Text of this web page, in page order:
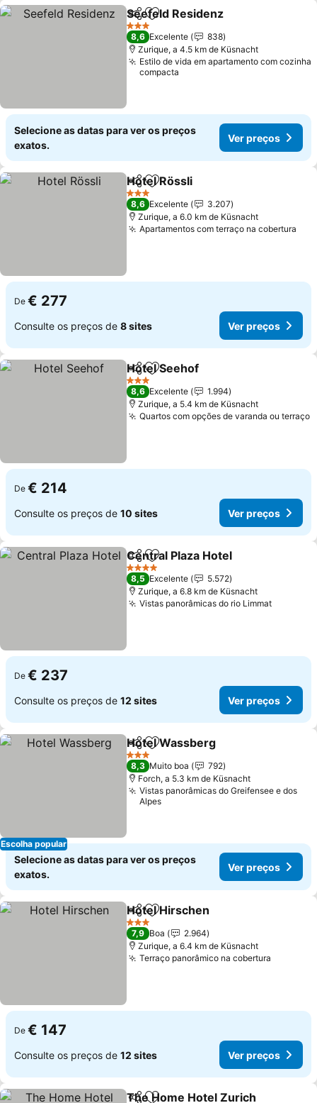
PartilharAdicionar aos favoritos
Seefeld Residenz
3 Estrelas
8,6 Excelente
838
Zurique, a 4.5 km de Küsnacht
Estilo de vida em apartamento com cozinha
compacta
Selecione as datas para ver os preços
exatos.
Ver preços
PartilharAdicionar aos favoritos
Hotel Rössli
3 Estrelas
8,6 Excelente
3.207
Zurique, a 6.0 km de Küsnacht
Apartamentos com terraço na cobertura
De € 277
Consulte os preços de 8 sites Ver preços
PartilharAdicionar aos favoritos
Hotel Seehof
3 Estrelas
8,6 Excelente
1.994
Zurique, a 5.4 km de Küsnacht
Quartos com opções de varanda ou terraço
De € 214
Consulte os preços de 10 sites Ver preços
PartilharAdicionar aos favoritos
Central Plaza Hotel
4 Estrelas
8,5 Excelente
5.572
Zurique, a 6.8 km de Küsnacht
Vistas panorâmicas do rio LimmatVer
De € 237
Consulte os preços de 12 sites Ver preços
Escolha popular
PartilharAdicionar aos favoritos
Hotel Wassberg
3 Estrelas
8,3 Muito boa
792
Forch, a 5.3 km de Küsnacht
Vistas panorâmicas do Greifensee e dos
Alpes
Selecione as datas para ver os preços
exatos.
Ver preços
PartilharAdicionar aos favoritos
Hotel Hirschen
3 Estrelas
7,9 Boa
2.964
Zurique, a 6.4 km de Küsnacht
Terraço panorâmico na cobertura
De € 147
Consulte os preços de 12 sites Ver preços
The Home Hotel Zurich